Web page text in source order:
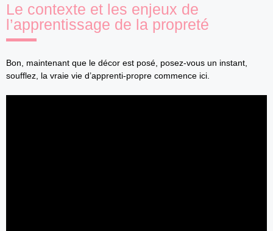
Le contexte et les enjeux de
l’apprentissage de la propreté
Bon, maintenant que le décor est posé, posez-vous un instant,
soufflez, la vraie vie d’apprenti-propre commence ici.